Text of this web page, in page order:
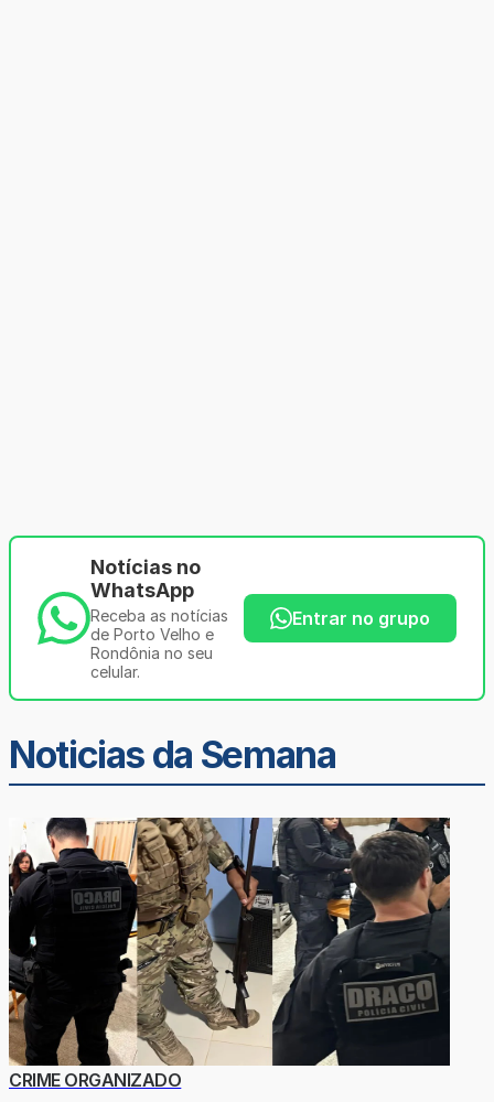
Notícias no
WhatsApp
Receba as notícias
de Porto Velho e
Rondônia no seu
celular.
Entrar no grupo
Noticias da Semana
CRIME ORGANIZADO